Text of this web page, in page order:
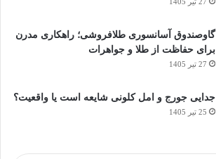
گاوصندوق آسانسوری طلافروشی؛ راهکاری مدرن
برای حفاظت از طلا و جواهرات
27 تیر 1405
جدایی جورج و امل کلونی شایعه است یا واقعیت؟
25 تیر 1405